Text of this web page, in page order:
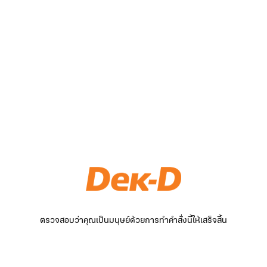
ตรวจสอบว่าคุณเป็นมนุษย์ด้วยการทำคำสั่งนี้ให้เสร็จสิ้น